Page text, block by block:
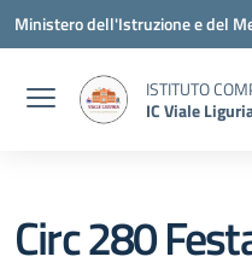
Vai ai contenuti
Vai al menu di navigazione
Vai al footer
Ministero dell'Istruzione e del
ISTITUTO
IC Viale
Circ 280